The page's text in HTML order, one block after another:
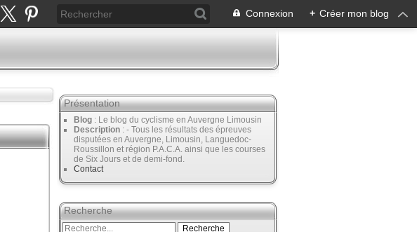
Connexion + Créer mon blog
Présentation
Blog : Le blog du cyclisme en Auvergne Limousin
Description : - Tous les résultats des épreuves
disputées en Auvergne, Limousin, Languedoc-
Roussillon et région P.A.C.A. ainsi que les courses
de Six Jours et de demi-fond.
Contact
Recherche